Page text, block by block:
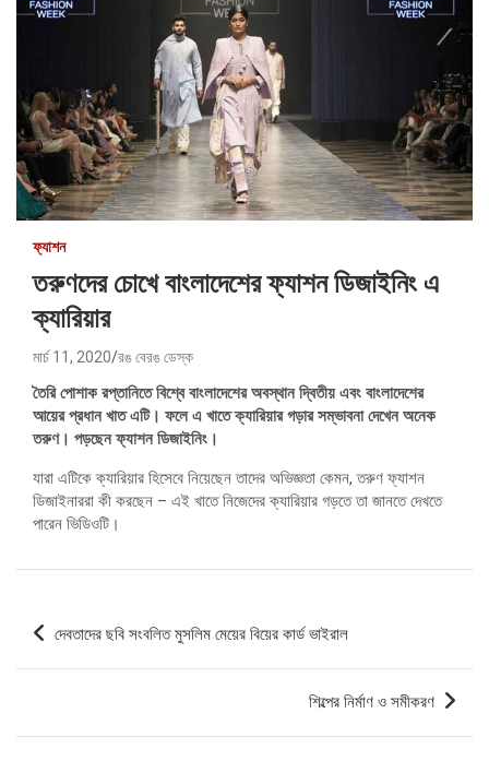
ফ্যাশন
তরুণদের চোখে বাংলাদেশের ফ্যাশন ডিজাইনিং এ
ক্যারিয়ার
মার্চ 11, 2020 রঙ বেরঙ ডেস্ক
তৈরি পোশাক রপ্তানিতে বিশ্বে বাংলাদেশের অবস্থান দ্বিতীয় এবং বাংলাদেশের
আয়ের প্রধান খাত এটি। ফলে এ খাতে ক্যারিয়ার গড়ার সম্ভাবনা দেখেন অনেক
তরুণ। পড়ছেন ফ্যাশন ডিজাইনিং।
যারা এটিকে ক্যারিয়ার হিসেবে নিয়েছেন তাদের অভিজ্ঞতা কেমন, তরুণ ফ্যাশন
ডিজাইনাররা কী করছেন – এই খাতে নিজেদের ক্যারিয়ার গড়তে তা জানতে দেখতে
পারেন ভিডিওটি।
পোস্ট
দেবতাদের ছবি সংবলিত মুসলিম মেয়ের বিয়ের কার্ড ভাইরাল
শিল্পের নির্মাণ ও সমীকরণ